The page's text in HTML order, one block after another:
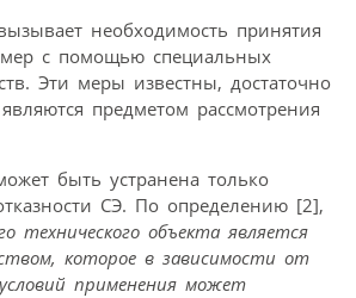
необходимость принятия
с помощью специальных
Эти меры известны, достаточно
предметом рассмотрения
быть устранена только
СЭ. По определению [2],
технического объекта является
которое в зависимости от
применения может